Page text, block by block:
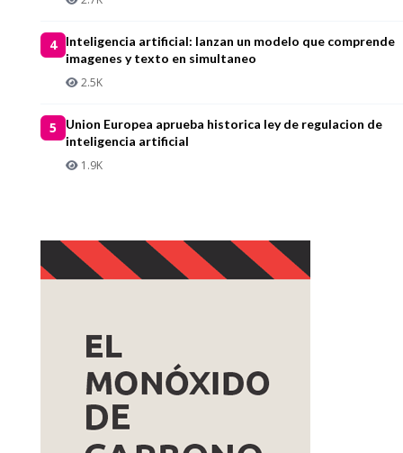
4
Inteligencia artificial: lanzan un modelo que comprende
imagenes y texto en simultaneo
2.5K
5
Union Europea aprueba historica ley de regulacion de
inteligencia artificial
1.9K